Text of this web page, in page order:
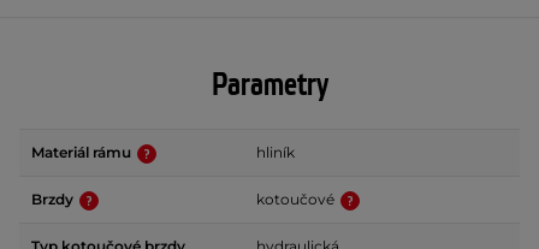
Parametry
Materiál rámu hliník
Brzdy kotoučové